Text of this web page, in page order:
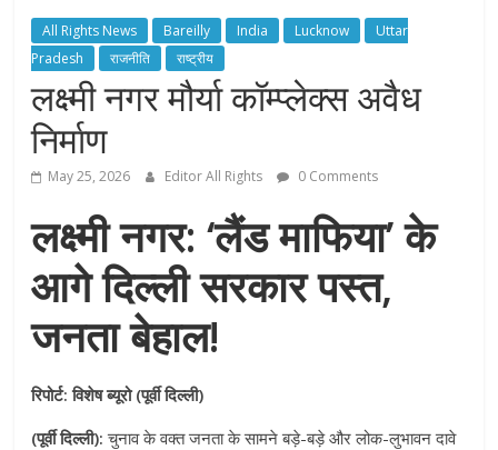
All Rights News Bareilly India Lucknow
Uttar
Pradesh
राजनीति राष्ट्रीय
लक्ष्मी नगर मौर्या कॉम्प्लेक्स अवैध
निर्माण
May 25, 2026 Editor All Rights 0 Comments
लक्ष्मी नगर: ‘लैंड माफिया’ के
आगे दिल्ली सरकार पस्त,
जनता बेहाल!
रिपोर्ट: विशेष ब्यूरो (पूर्वी दिल्ली)
(पूर्वी दिल्ली): चुनाव के वक्त जनता के सामने बड़े-बड़े और लोक-लुभावन दावे